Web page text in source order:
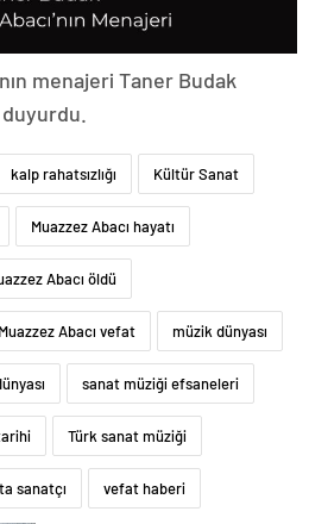
menajeri Taner Budak
kalp rahatsızlığı Kültür Sanat
Muazzez Abacı hayatı
Abacı öldü
Muazzez Abacı vefat müzik dünyası
sanat müziği efsaneleri
Türk sanat müziği
sanatçı vefat haberi